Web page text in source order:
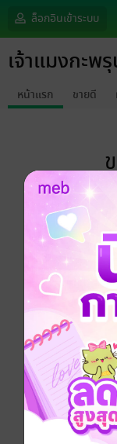
ล็อกอินเข้าระบบ
เจ้าแมงกะพ
หน้าแรก ขายดี
ไม่พ